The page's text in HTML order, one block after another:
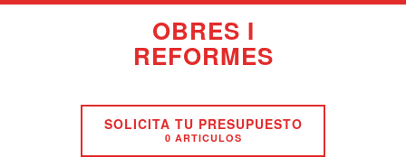
OBRES I
REFORMES
SOLICITA TU PRESUPUESTO
0 ARTICULOS